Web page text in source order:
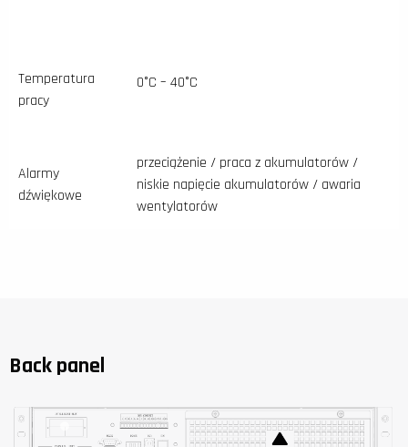
Temperatura
pracy
0°C – 40°C
Alarmy
dźwiękowe
przeciążenie / praca z akumulatorów /
niskie napięcie akumulatorów / awaria
wentylatorów
Back panel